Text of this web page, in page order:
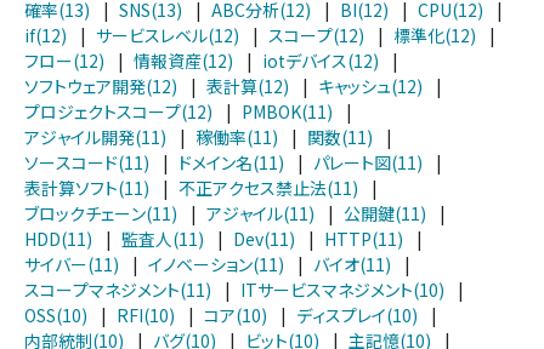
確率(13)
| SNS(13) | ABC分析(12) | BI(12) | CPU(12)
|
if(12)
| サービスレベル(12) | スコープ(12) | 標準化(12)
|
フロー(12)
| 情報資産(12) | iotデバイス(12)
|
ソフトウェア開発(12)
| 表計算(12) | キャッシュ(12)
|
プロジェクトスコープ(12)
| PMBOK(11)
|
アジャイル開発(11)
| 稼働率(11) | 関数(11)
|
ソースコード(11)
| ドメイン名(11) | パレート図(11)
|
表計算ソフト(11)
| 不正アクセス禁止法(11)
|
ブロックチェーン(11)
| アジャイル(11) | 公開鍵(11)
|
HDD(11)
| 監査人(11) | Dev(11) | HTTP(11)
|
サイバー(11)
| イノベーション(11) | バイオ(11)
|
スコープマネジメント(11)
| ITサービスマネジメント(10)
|
OSS(10)
| RFI(10) | コア(10) | ディスプレイ(10)
|
内部統制(10)
| バグ(10) | ビット(10) | 主記憶(10)
|